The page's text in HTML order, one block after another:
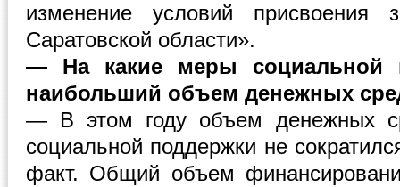
изменение условий присвоения
Саратовской области».
— На какие меры социальной
наибольший объем денежных
— В этом году объем денежных
социальной поддержки не
факт. Общий объем